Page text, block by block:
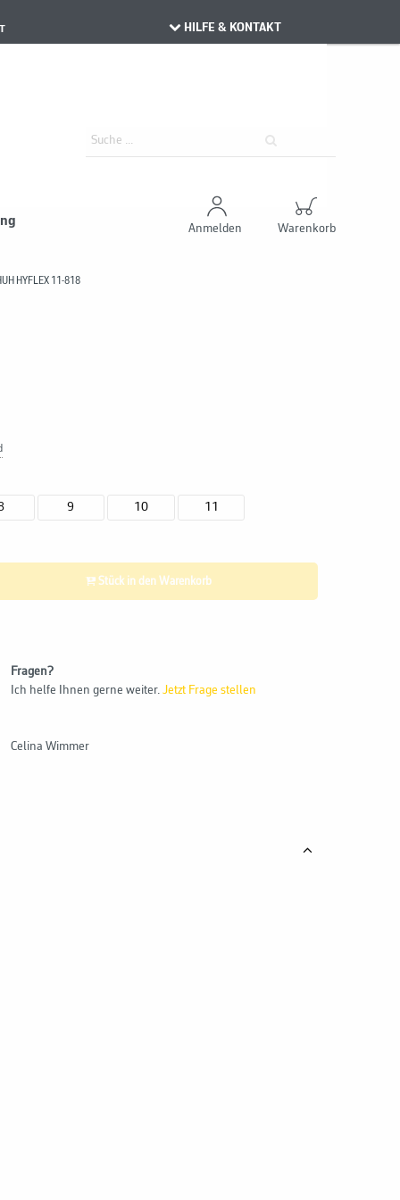
HILFE & KONTAKT
Anmelden Warenkorb
HYFLEX 11-818
9 10 11
Stück in den Warenkorb
Fragen?
Ich helfe Ihnen gerne weiter.Jetzt Frage stellen
Celina Wimmer